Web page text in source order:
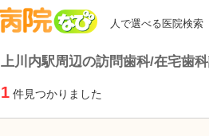
人で選べる医院検索
上川内駅周辺の訪問歯科/在宅歯
1 件見つかりました